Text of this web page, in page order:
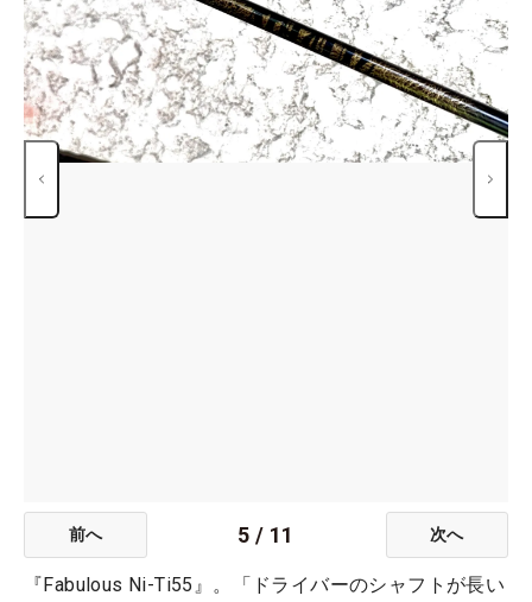
前へ 5 / 11 次へ
『Fabulous Ni-Ti55』。「ドライバーのシャフトが長い